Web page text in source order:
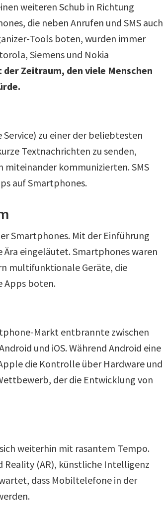
weiteren Schub in Richtung
die neben Anrufen und SMS auch
Tools boten, wurden immer
Siemens und Nokia
der Zeitraum, den viele Menschen
Service) zu einer der beliebtesten
Textnachrichten zu senden,
miteinander kommunizierten. SMS
auf Smartphones.
Smartphones. Mit der Einführung
Ära eingeläutet. Smartphones waren
multifunktionale Geräte, die
Apps boten.
Markt entbrannte zwischen
und iOS. Während Android eine
die Kontrolle über Hardware und
der die Entwicklung von
weiterhin mit rasantem Tempo.
(AR), künstliche Intelligenz
dass Mobiltelefone in der